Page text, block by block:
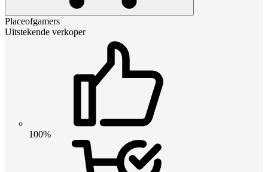
Placeofgamers
Uitstekende verkoper
100%